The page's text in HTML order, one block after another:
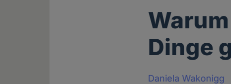
Dinge
Daniela Wakonigg